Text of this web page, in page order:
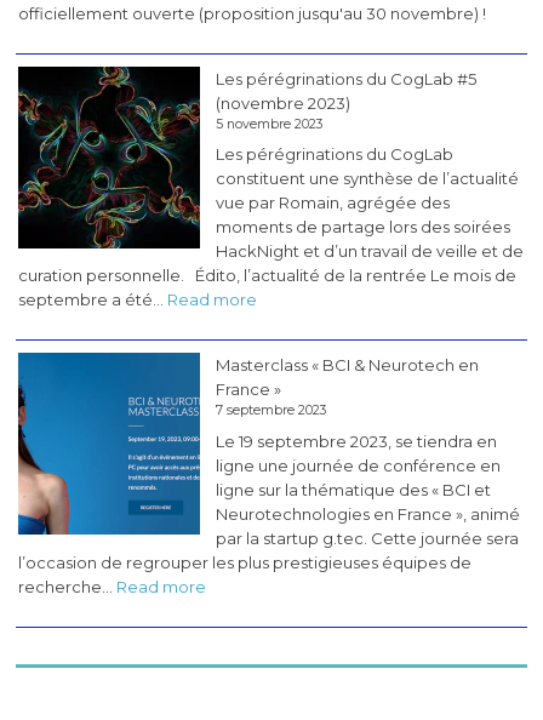
officiellement ouverte (proposition jusqu'au 30 novembre) !
Les pérégrinations du CogLab #5
(novembre 2023)
5 novembre 2023
Les pérégrinations du CogLab
constituent une synthèse de l’actualité
vue par Romain, agrégée des
moments de partage lors des soirées
HackNight et d’un travail de veille et de
curation personnelle. Édito, l’actualité de la rentrée Le mois de
septembre a été… Read more
pérégrinations
du
CogLab
#5
(novembre
2023)
Masterclass « BCI & Neurotech en
France »
7 septembre 2023
Le 19 septembre 2023, se tiendra en
ligne une journée de conférence en
ligne sur la thématique des « BCI et
Neurotechnologies en France », animé
par la startup g.tec. Cette journée sera
l’occasion de regrouper les plus prestigieuses équipes de
recherche… Read more
«